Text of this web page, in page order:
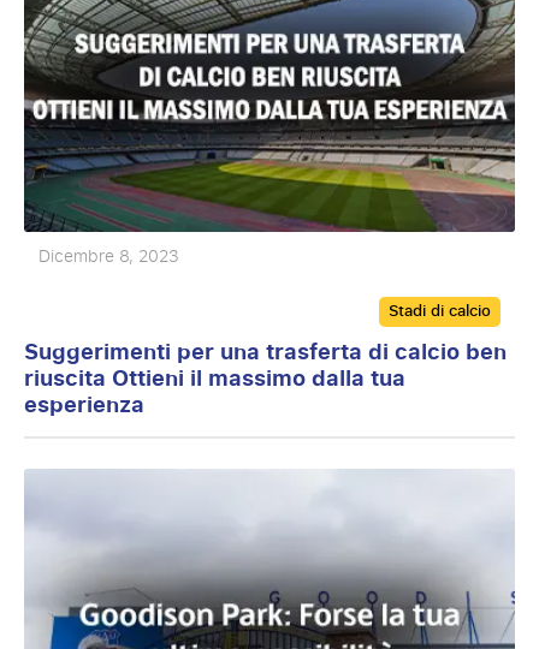
Dicembre 8, 2023
Categories
Stadi di calcio
Suggerimenti per una trasferta di calcio ben
riuscita Ottieni il massimo dalla tua
esperienza